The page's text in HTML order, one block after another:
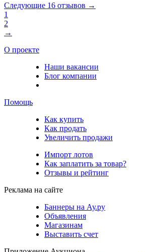
Следующие 16 отзывов →
1
2
→
О проекте
Наши вакансии
Блог компании
Помощь
Как купить
Как продать
Увеличить продажи
Импорт лотов
Как заплатить за товар?
Отзывы и рейтинг
Реклама на сайте
Баннеры на Ау.ру
Объявления
Магазинам
Выставить счет